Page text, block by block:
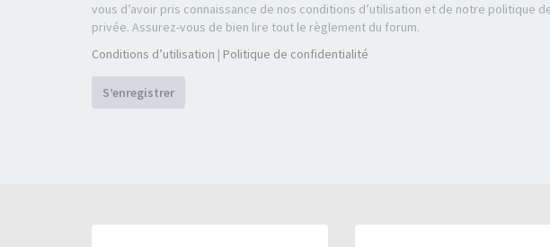
vous d’avoir pris connaissance de nos conditions d’utilisation et de notre politique
privée. Assurez-vous de bien lire tout le règlement du forum.
Conditions d’utilisation | Politique de confidentialité
S’enregistrer